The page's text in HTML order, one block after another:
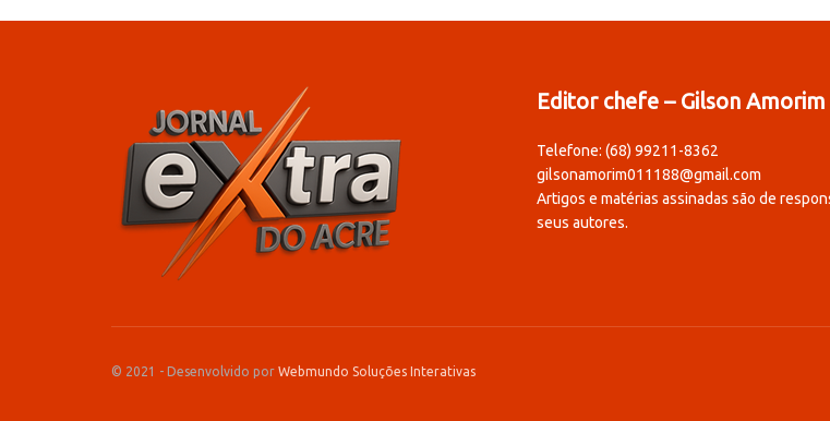
Editor chefe – Gilson Amorim
Telefone: (68) 99211-8362
gilsonamorim011188@gmail.com
Artigos e matérias assinadas são de
seus autores.
© 2021 - Desenvolvido por Webmundo Soluções Interativas